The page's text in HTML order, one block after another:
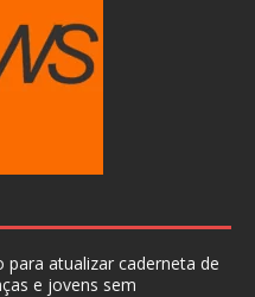
para atualizar caderneta de
e jovens sem